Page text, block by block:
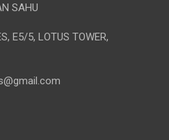
SAHU
E5/5, LOTUS TOWER,